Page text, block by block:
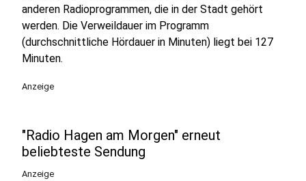
anderen Radioprogrammen, die in der Stadt gehört
werden. Die Verweildauer im Programm
(durchschnittliche Hördauer in Minuten) liegt bei 127
Minuten.
Anzeige
"Radio Hagen am Morgen" erneut
beliebteste Sendung
Anzeige